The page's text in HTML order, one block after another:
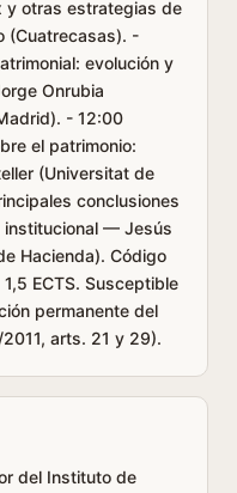
y otras estrategias de
(Cuatrecasas). -
evolución y
Onrubia
- 12:00
el patrimonio:
(Universitat de
conclusiones
institucional — Jesús
Hacienda). Código
ECTS. Susceptible
permanente del
arts. 21 y 29).
del Instituto de